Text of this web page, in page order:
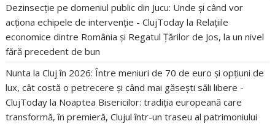
Dezinsecție pe domeniul public din Jucu: Unde și când vor
acționa echipele de intervenție - ClujToday la Relațiile
economice dintre România și Regatul Țărilor de Jos, la un nivel
fără precedent de bun
Nunta la Cluj în 2026: Între meniuri de 70 de euro și opțiuni de
lux, cât costă o petrecere și când mai găsești săli libere -
ClujToday la Noaptea Bisericilor: tradiția europeană care
transformă, în premieră, Clujul într-un traseu al patrimoniului